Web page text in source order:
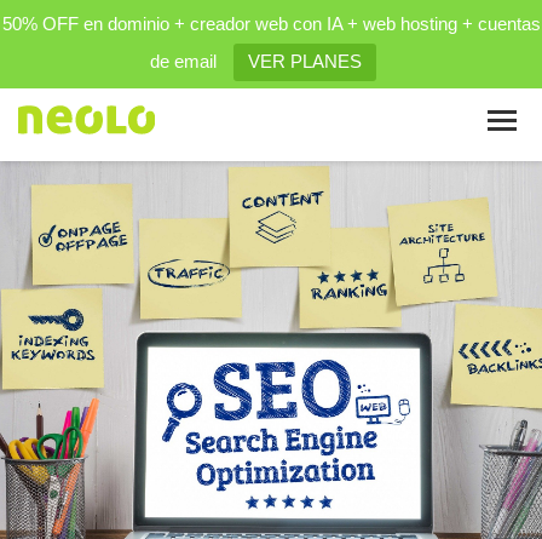
50% OFF en dominio + creador web con IA + web hosting + cuentas
de email
VER PLANES